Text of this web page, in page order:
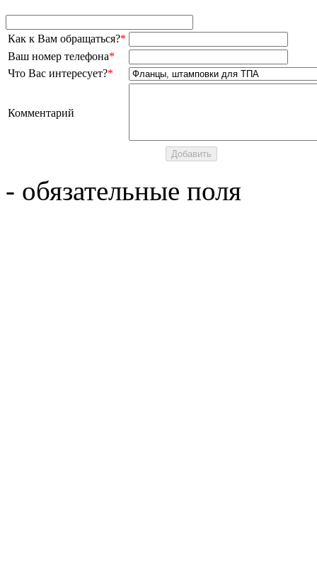
Как к Вам обращаться?*
Ваш номер телефона*
Что Вас интересует?*
Комментарий
- обязательные поля